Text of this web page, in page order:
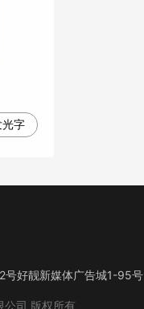
字
号好靓新媒体广告城1-95号
公司 版权所有